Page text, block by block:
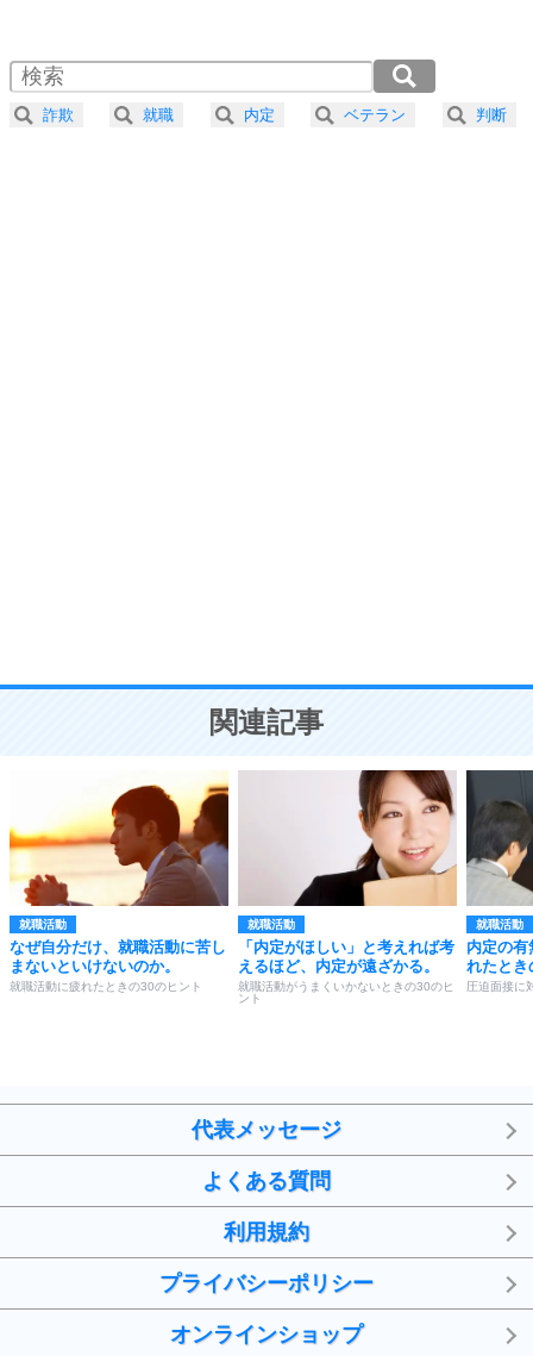
4 器の大きい人は、怒りを優しさで表現する。
プラス思考
ことが大切。
2.0倍速 （312KB 1分19秒）
2.5倍速 （250KB 1分3秒）
3.0倍速 （208KB 53秒）
詐欺 就職 内定 ベテラン 判断
関連記事
就職活動
なぜ自分だけ、就職活動に苦し
まないといけないのか。
就職活動に疲れたときの30のヒント
就職活動
「内定がほしい」と考えれば考
えるほど、内定が遠ざかる。
就職活動がうまくいかないときの30のヒ
ント
就職活動
内定の
れたとき
圧迫面接に
代表メッセージ
よくある質問
利用規約
プライバシーポリシー
オンラインショップ